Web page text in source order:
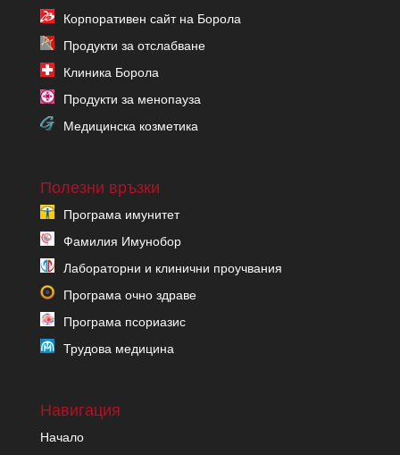
Корпоративен сайт на Борола
Продукти за отслабване
Клиника Борола
Продукти за менопауза
Медицинска козметика
Полезни връзки
Програма имунитет
Фамилия Имунобор
Лабораторни и клинични проучвания
Програма очно здраве
Програма псориазис
Трудова медицина
Навигация
Начало